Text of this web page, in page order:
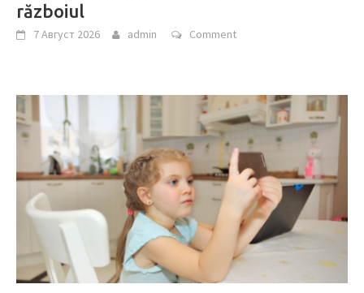
războiul
7 Август 2026 admin Comment